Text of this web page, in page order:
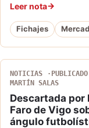
Leer nota
Fichajes
NOTICIAS
MARTÍN SALAS
Descartada
Faro de Vigo
ángulo